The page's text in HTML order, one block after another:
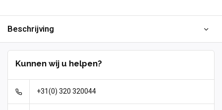
Beschrijving
Kunnen wij u helpen?
+31(0) 320 320044